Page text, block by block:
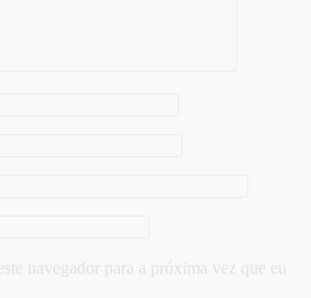
navegador para a próxima vez que eu